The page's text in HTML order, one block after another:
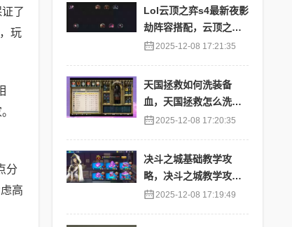
了
玩
分
高
Lol云顶之弈s4最新夜影
劫阵容搭配，云顶之奕
夜影劫阵容
2025-12-08 17:21:35
天国拯救如何洗装备
血，天国拯救怎么洗衣
服 2025-12-08 17:20:35
决斗之城基础教学攻
略，决斗之城教学攻略2
1112025-12-08 17:19:49